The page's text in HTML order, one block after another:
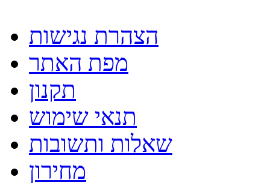
הצהרת נגישות
מפת האתר
תקנון
תנאי שימוש
שאלות ותשובות
מחירון